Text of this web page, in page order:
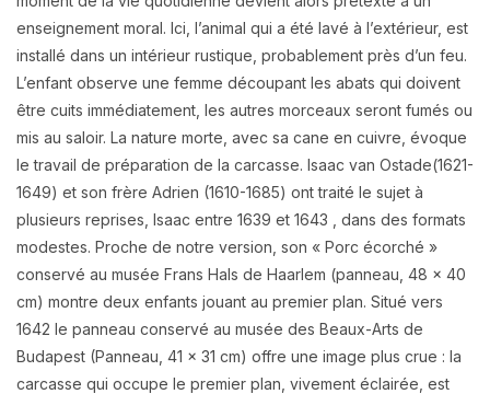
enseignement moral. Ici, l’animal qui a été lavé à l’extérieur, est
installé dans un intérieur rustique, probablement près d’un feu.
L’enfant observe une femme découpant les abats qui doivent
être cuits immédiatement, les autres morceaux seront fumés ou
mis au saloir. La nature morte, avec sa cane en cuivre, évoque
le travail de préparation de la carcasse. Isaac van Ostade(1621-
1649) et son frère Adrien (1610-1685) ont traité le sujet à
plusieurs reprises, Isaac entre 1639 et 1643 , dans des formats
modestes. Proche de notre version, son « Porc écorché »
conservé au musée Frans Hals de Haarlem (panneau, 48 x 40
cm) montre deux enfants jouant au premier plan. Situé vers
1642 le panneau conservé au musée des Beaux-Arts de
Budapest (Panneau, 41 x 31 cm) offre une image plus crue : la
carcasse qui occupe le premier plan, vivement éclairée, est